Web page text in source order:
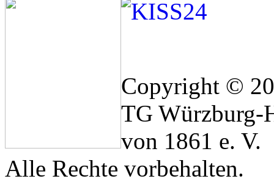
Copyright ©
TG Würzburg-
von 1861 e. V.
Alle Rechte vorbehalten.